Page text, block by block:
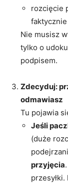
rozcięcie
Nie musisz
tylko o
podpisem.
Zdecyduj:
odmawiasz
Tu pojawia
Jeśli
(duże
przyjęcia